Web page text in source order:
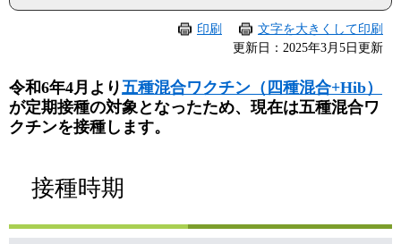
印刷
文字を大きくして印刷
更新日：2025年3月5日更新
令和6年4月より五種混合ワクチン（四種混合+Hib）
が定期接種の対象となったため、 現在は五種混合ワ
クチンを接種します。
接種時期